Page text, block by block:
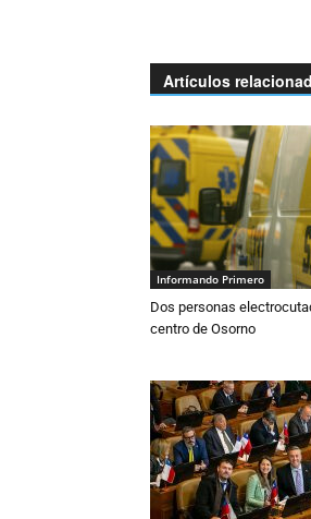
Artículos
Informando Primero
Dos personas
centro de Osorno